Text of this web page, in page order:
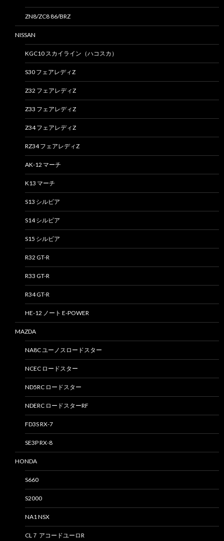
ZN8/ZC8 86/BRZ
NISSAN
KGC10 スカイライン（ハコスカ）
S30 フェアレディZ
Z32 フェアレディZ
Z33 フェアレディZ
Z34 フェアレディZ
RZ34 フェアレディZ
AK-12 マーチ
K13 マーチ
S13 シルビア
S14 シルビア
S15 シルビア
R32 GT-R
R33 GT-R
R34 GT-R
HE-12 ノート E-POWER
MAZDA
NA8C ユーノスロードスター
NCEC ロードスター
ND5RC ロードスター
NDERC ロードスターRF
FD3S RX-7
SE3P RX-8
HONDA
S660
S2000
NA1 NSX
CL７ アコードユーロR